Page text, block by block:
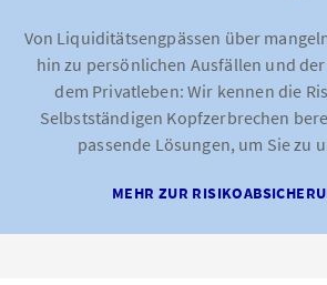
Von Liquiditätsengpässen über
hin zu persönlichen Ausfällen und
dem Privatleben: Wir kennen die
Selbstständigen Kopfzerbrechen
passende Lösungen, um Sie zu
MEHR ZUR